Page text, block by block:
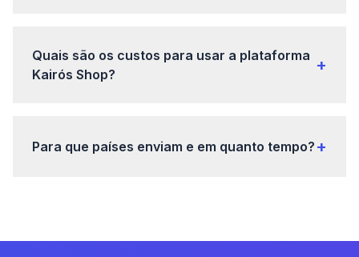
Quais são os custos para usar a plataforma
Kairós Shop?
+
Para que países enviam e em quanto tempo? +